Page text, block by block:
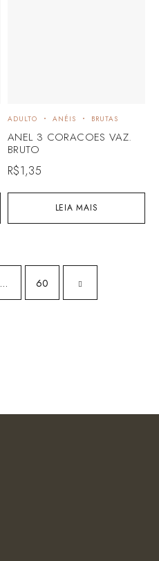
LEIA MAIS
ADULTO ANÉIS BRUTAS
ANEL 3 CORACOES VAZ.
BRUTO
R$1,35
… 60